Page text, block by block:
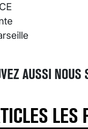
AUSSI
LES